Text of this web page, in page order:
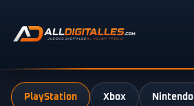
PlayStation Xbox Nintendo